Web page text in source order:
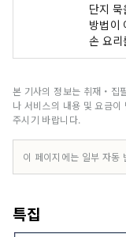
단지
방법이
손 요
거나.
본 기사의 정보는 취재・집
나 서비스의 내용 및 요금
주시기 바랍니다.
이 페이지에는 일부 자동
특집